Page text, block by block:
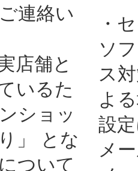
連絡い
店舗と
いるた
ショッ
」 とな
ついて
・
ソ
ス
よ
設
メ